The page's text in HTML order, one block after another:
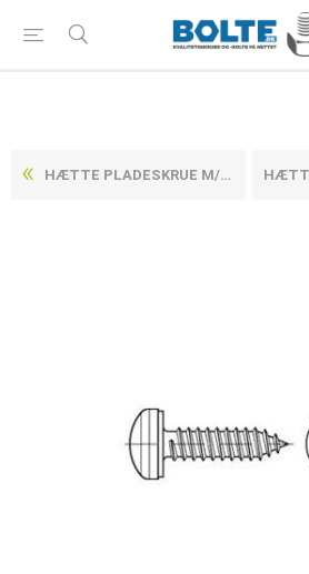
HÆTTE PLADESKRUE M/PHILLIPS KÆRV H & SPIDS ELFORZINKET HÆRDET STÅL 3,9X25 (500 STK) HÆTTE PLADESKRUE